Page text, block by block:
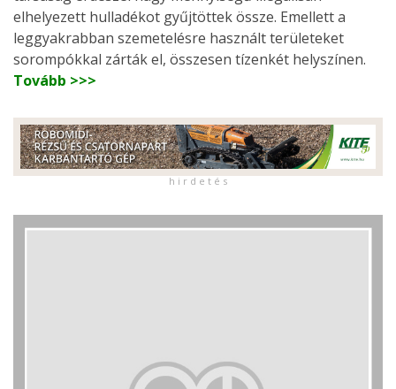
elhelyezett hulladékot gyűjtöttek össze. Emellett a
leggyakrabban szemetelésre használt területeket
sorompókkal zárták el, összesen tízenkét helyszínen.
Tovább >>>
h i r d e t é s